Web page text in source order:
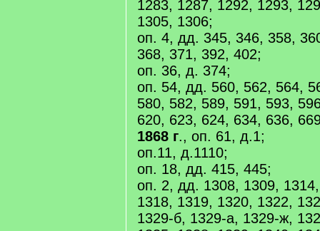
1283, 1287, 1292, 1293,
1305, 1306;
оп. 4, дд. 345, 346, 358,
368, 371, 392, 402;
оп. 36, д. 374;
оп. 54, дд. 560, 562, 564,
580, 582, 589, 591, 593,
620, 623, 624, 634, 636,
1868 г., оп. 61, д.1;
оп.11, д.1110;
оп. 18, дд. 415, 445;
оп. 2, дд. 1308, 1309,
1318, 1319, 1320, 1322,
1329-б, 1329-а, 1329-ж,